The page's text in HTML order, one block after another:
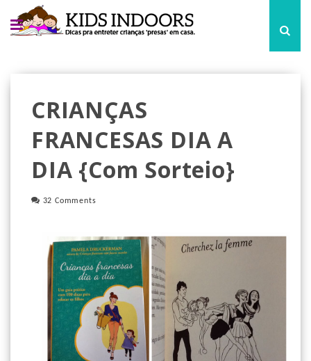
CRIANÇAS
FRANCESAS DIA A
DIA {com Sorteio}
32 Comments